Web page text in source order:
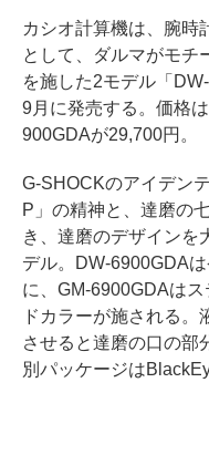
カシオ計算機は、腕時
として、ダルマがモチ
を施した2モデル「
9月に発売する。価格
900GDAが29,700円。
G-SHOCKのアイデン
P」の精神と、達磨の
き、達磨のデザインを
デル。DW-6900GDA
に、GM-6900GDAは
ドカラーが施される
させると達磨の口の部
別パッケージは